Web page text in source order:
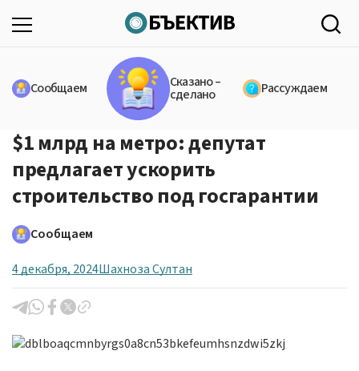
Сообщаем Сказано –
сделано Рассуждаем
$1 млрд на метро: депутат
предлагает ускорить
строительство под госгарантии
Сообщаем
4 декабря, 2024Шахноза Султан